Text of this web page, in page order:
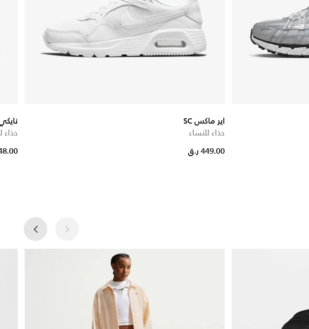
اير ماكس SC
حذاء للنساء
449.00 ر.ق
حذاء
from
to